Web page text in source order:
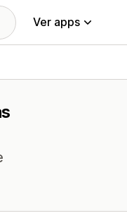
Ver apps